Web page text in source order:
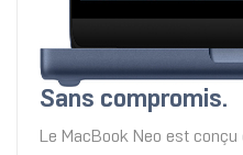
Sans compromis.
Le MacBook Neo est